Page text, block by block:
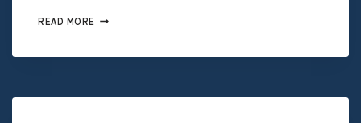
READ MORE